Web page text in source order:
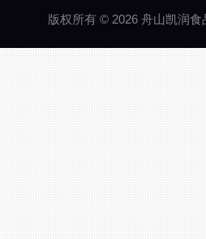
版权所有 © 2026 舟山凯润